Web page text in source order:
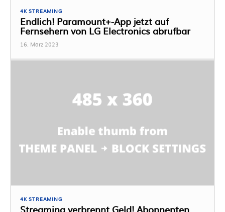
4K STREAMING
Endlich! Paramount+-App jetzt auf
Fernsehern von LG Electronics abrufbar
16. März 2023
4K STREAMING